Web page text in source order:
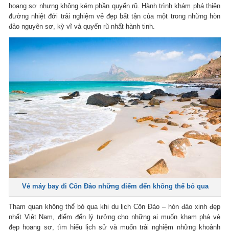
hoang sơ nhưng không kém phần quyến rũ. Hành trình khám phá thiên
đường nhiệt đới trải nghiệm vẻ đẹp bất tận của một trong những hòn
đảo nguyên sơ, kỳ vĩ và quyến rũ nhất hành tinh.
Vé máy bay đi Côn Đảo những điểm đến không thể bỏ qua
Tham quan không thể bỏ qua khi du lịch Côn Đảo – hòn đảo xinh đẹp
nhất Việt Nam, điểm đến lý tưởng cho những ai muốn kham phá vẻ
đẹp hoang sơ, tìm hiểu lịch sử và muốn trải nghiệm những khoảnh